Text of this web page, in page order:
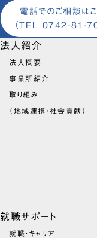
電話でのご相談はこ
（TEL 0742-81-
法人紹介
法人概要
事業所紹介
取り組み
（地域連携・社会貢献）
就職サポート
就職・キャリア